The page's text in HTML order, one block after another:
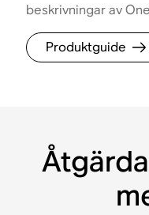
beskrivningar av
Produktguide